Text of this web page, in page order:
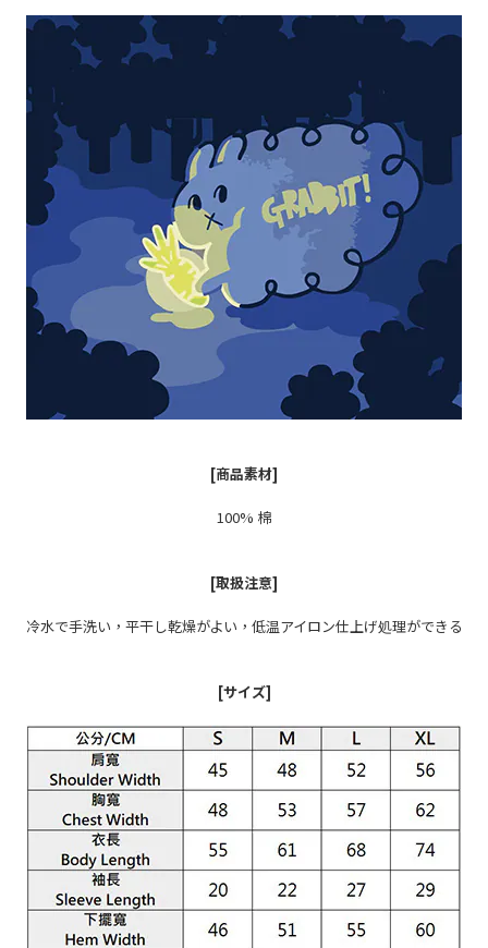
[商品素材]
100% 棉
[取扱注意]
冷水で手洗い，平干し乾燥がよい，低温アイロン仕上げ処理ができる
[サイズ]